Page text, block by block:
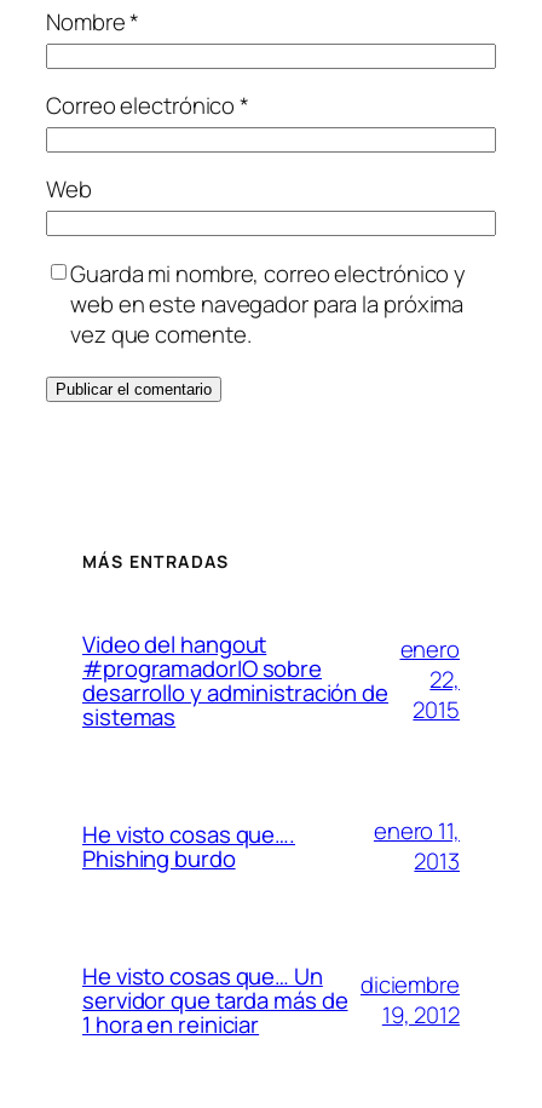
Nombre*
Correo electrónico*
Web
Guarda mi nombre, correo electrónico y
web en este navegador para la próxima
vez que comente.
MÁS ENTRADAS
Video del hangout
#programadorIO sobre
desarrollo y administración de
sistemas
enero
22,
2015
He visto cosas que….
Phishing burdo
enero 11,
2013
He visto cosas que… Un
servidor que tarda más de
1 hora en reiniciar
diciembre
19, 2012